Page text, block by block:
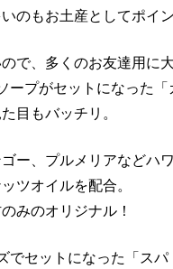
のもお土産としてポイ
で、多くのお友達用に
ープがセットになった
目もバッチリ。
ー、プルメリアなどハ
ツオイルを配合。
みのオリジナル！
でセットになった「ス